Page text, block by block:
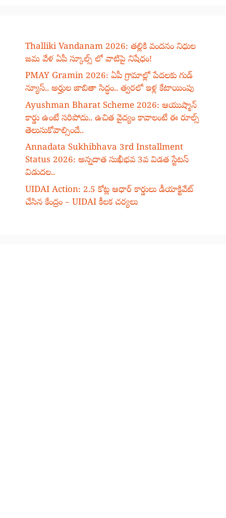
Thalliki Vandanam 2026: తల్లికి వందనం నిధుల
జమ వేళ ఏపీ స్కూల్స్ లో వాటిపై నిషేధం!
PMAY Gramin 2026: ఏపీ గ్రామాల్లో పేదలకు గుడ్
న్యూస్.. అర్హుల జాబితా సిద్ధం.. త్వరలో ఇళ్ల కేటాయింపు
Ayushman Bharat Scheme 2026: ఆయుష్మాన్
కార్డు ఉంటే సరిపోదు.. ఉచిత వైద్యం కావాలంటే ఈ రూల్స్
తెలుసుకోవాల్సిందే..
Annadata Sukhibhava 3rd Installment
Status 2026: అన్నదాత సుఖీభవ 3వ విడత స్టేటస్
విడుదల..
UIDAI Action: 2.5 కోట్ల ఆధార్ కార్డులు డీయాక్టివేట్
చేసిన కేంద్రం – UIDAI కీలక చర్యలు